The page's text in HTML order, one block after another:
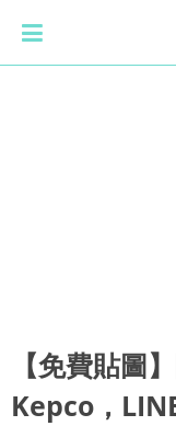
【免費貼圖
Kepco，